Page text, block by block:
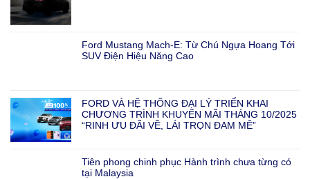
Ford Mustang Mach-E: Từ Chú Ngựa Hoang Tới
SUV Điện Hiệu Năng Cao
FORD VÀ HỆ THỐNG ĐẠI LÝ TRIỂN KHAI
CHƯƠNG TRÌNH KHUYẾN MÃI THÁNG 10/2025
“RINH ƯU ĐÃI VỀ, LÁI TRỌN ĐAM MÊ”
Tiên phong chinh phục Hành trình chưa từng có
tại Malaysia